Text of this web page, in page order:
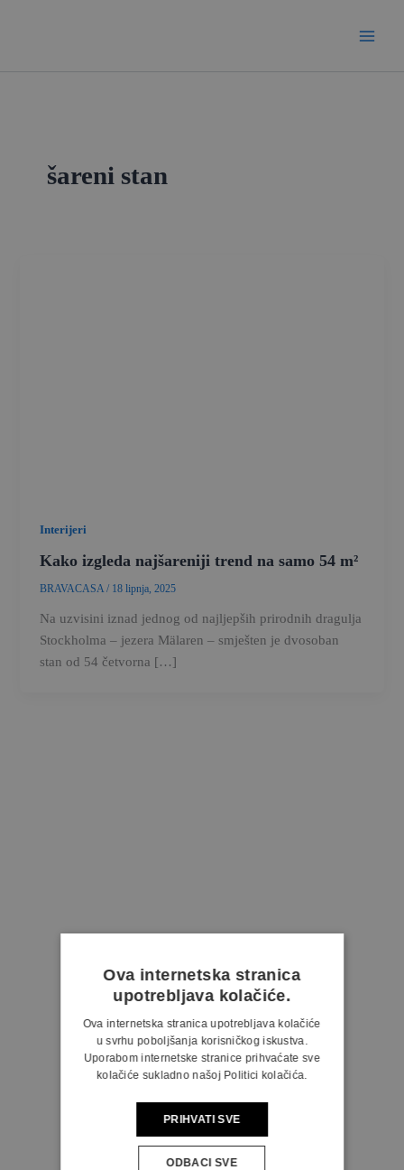
šareni stan
Interijeri
Kako izgleda najšareniji trend na samo 54 m²
BRAVACASA/ 18 lipnja, 2025
Na uzvisini iznad jednog od najljepših prirodnih dragulja
Stockholma – jezera Mälaren – smješten je dvosoban
stan od 54 četvorna […]
Ova internetska stranica
upotrebljava kolačiće.
Ova internetska stranica upotrebljava kolačiće
u svrhu poboljšanja korisničkog iskustva.
Uporabom internetske stranice prihvaćate sve
kolačiće sukladno našoj Politici kolačića.
PRIHVATI SVE
ODBACI SVE